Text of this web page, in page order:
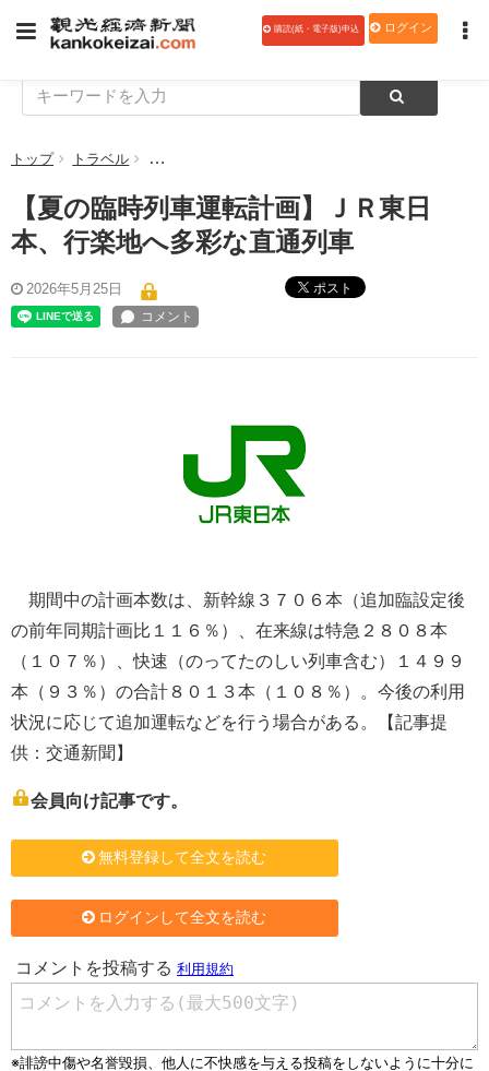
購読(紙・電子版)申込 ログイン
トップ トラベル 【夏の臨時列車運転計画】ＪＲ東日本、行楽地へ多
【夏の臨時列車運転計画】ＪＲ東日
本、行楽地へ多彩な直通列車
2026年5月25日 ポスト
期間中の計画本数は、新幹線３７０６本（追加臨設定後
の前年同期計画比１１６％）、在来線は特急２８０８本
（１０７％）、快速（のってたのしい列車含む）１４９９
本（９３％）の合計８０１３本（１０８％）。今後の利用
状況に応じて追加運転などを行う場合がある。【記事提
供：交通新聞】
会員向け記事です。
無料登録して全文を読む
ログインして全文を読む